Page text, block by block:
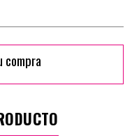
compra